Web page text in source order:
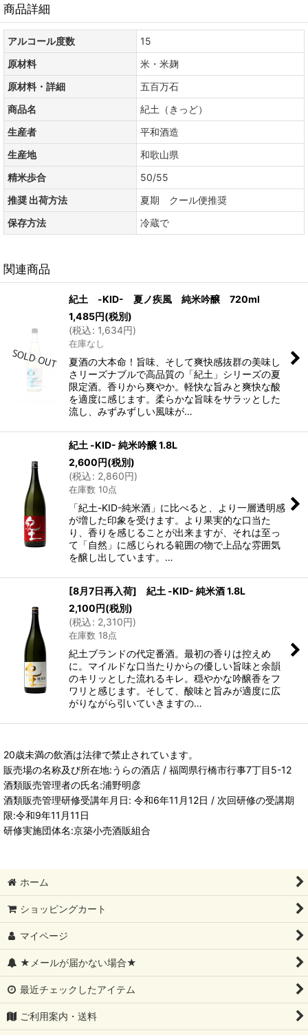
商品詳細
アルコール度数
15
原材料
米・米麹
原材料・詳細
五百万石
商品名
紀土（きっど）
生産者
平和酒造
生産地
和歌山県
精米歩合
50/55
推奨 出荷方法
夏期 クール便推奨
保存方法
冷蔵で
関連商品
紀土 -KID- 夏ノ疾風 純米吟醸 720ml
1,485円(税別)
(税込: 1,634円)
在庫なし
夏酒の大本命！旨味、そして爽快感抜群の美味し
さリーズナブルで高品質の「紀土」シリーズの夏
限定酒。香りから爽やか。軽快な旨みと爽快な酸
を適度に感じます。柔らかな旨味をサラッとした
流し、みずみずしい風味が…
紀土 -KID- 純米吟醸 1.8L
2,600円(税別)
(税込: 2,860円)
在庫数 10点
「紀土-KID-純米酒」に比べると、より一層透明感
が増した印象を受けます。より果実的な口当た
り、香りを感じることが出来ますが、それは至っ
て「自然」に感じられる範囲の物で上品な雰囲気
を醸し出しています。…
[8月7日再入荷] 紀土 -KID- 純米酒 1.8L
2,100円(税別)
(税込: 2,310円)
在庫数 18点
紀土ブランドの代定番酒。最初の香りは控えめ
に。マイルドな口当たりからの優しい旨味と余韻
のキリッとした流れるキレ。穏やかな吟醸香をフ
ワリと感じます。そして、酸味と旨みが適度に広
がりながら引いていきますの…
20歳未満の飲酒は法律で禁止されています。
販売場の名称及び所在地:うらの酒店 / 福岡県行橋市行事7丁目5-12
酒類販売管理者の氏名:浦野明彦
酒類販売管理研修受講年月日: 令和6年11月12日 / 次回研修の受講期
限:令和9年11月11日
研修実施団体名:京築小売酒販組合
ホーム
ショッピングカート
マイページ
★メールが届かない場合★
最近チェックしたアイテム
ご利用案内・送料